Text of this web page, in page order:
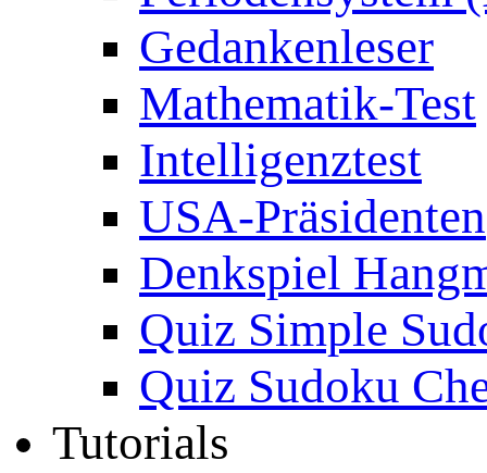
Gedankenleser
Mathematik-Test
Intelligenztest
USA-Präsidenten
Denkspiel
Quiz Simple
Quiz Sudoku
Tutorials